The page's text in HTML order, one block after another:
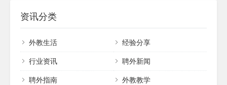
汉优与欧美多所高校建立良好合作，稳定高质量的外籍人力资源
渠道。其汉语和英语培训得到广泛认可，汉语培训更受邀负责成
局的TEFL in China培训与考试，赢得了高度赞誉。汉优教育以诚
信、共赢为理念，持续推动教育行业的进步与发展。...
资讯分类
外教生活
经验分享
行业资讯
聘外新闻
聘外指南
外教教学